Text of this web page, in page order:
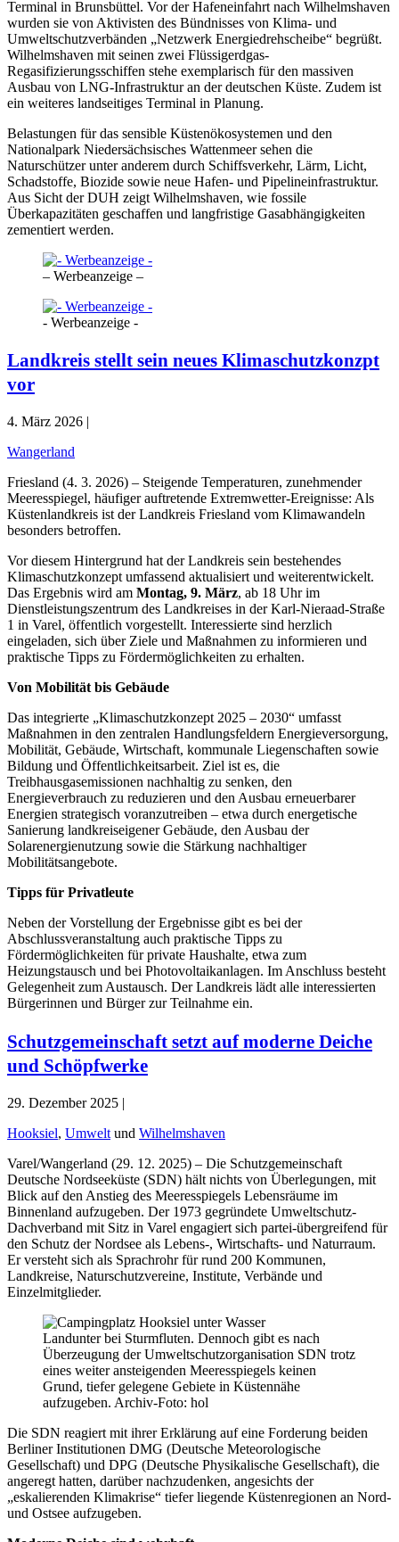
Terminal in Brunsbüttel. Vor der Hafeneinfahrt nach Wilhelmshaven
wurden sie von Aktivisten des Bündnisses von Klima- und
Umweltschutzverbänden „Netzwerk Energiedrehscheibe“ begrüßt.
Wilhelmshaven mit seinen zwei Flüssigerdgas-
Regasifizierungsschiffen stehe exemplarisch für den massiven
Ausbau von LNG-Infrastruktur an der deutschen Küste. Zudem ist
ein weiteres landseitiges Terminal in Planung.
Belastungen für das sensible Küstenökosystemen und den
Nationalpark Niedersächsisches Wattenmeer sehen die
Naturschützer unter anderem durch Schiffsverkehr, Lärm, Licht,
Schadstoffe, Biozide sowie neue Hafen- und Pipelineinfrastruktur.
Aus Sicht der DUH zeigt Wilhelmshaven, wie fossile
Überkapazitäten geschaffen und langfristige Gasabhängigkeiten
zementiert werden.
– Werbeanzeige –
- Werbeanzeige -
Landkreis stellt sein neues Klimaschutzkonzpt
vor
4. März 2026 |
Wangerland
Friesland (4. 3. 2026) – Steigende Temperaturen, zunehmender
Meeresspiegel, häufiger auftretende Extremwetter-Ereignisse: Als
Küstenlandkreis ist der Landkreis Friesland vom Klimawandeln
besonders betroffen.
Vor diesem Hintergrund hat der Landkreis sein bestehendes
Klimaschutzkonzept umfassend aktualisiert und weiterentwickelt.
Das Ergebnis wird am Montag, 9. März, ab 18 Uhr im
Dienstleistungszentrum des Landkreises in der Karl-Nieraad-Straße
1 in Varel, öffentlich vorgestellt. Interessierte sind herzlich
eingeladen, sich über Ziele und Maßnahmen zu informieren und
praktische Tipps zu Fördermöglichkeiten zu erhalten.
Von Mobilität bis Gebäude
Das integrierte „Klimaschutzkonzept 2025 – 2030“ umfasst
Maßnahmen in den zentralen Handlungsfeldern Energieversorgung,
Mobilität, Gebäude, Wirtschaft, kommunale Liegenschaften sowie
Bildung und Öffentlichkeitsarbeit. Ziel ist es, die
Treibhausgasemissionen nachhaltig zu senken, den
Energieverbrauch zu reduzieren und den Ausbau erneuerbarer
Energien strategisch voranzutreiben – etwa durch energetische
Sanierung landkreiseigener Gebäude, den Ausbau der
Solarenergienutzung sowie die Stärkung nachhaltiger
Mobilitätsangebote.
Tipps für Privatleute
Neben der Vorstellung der Ergebnisse gibt es bei der
Abschlussveranstaltung auch praktische Tipps zu
Fördermöglichkeiten für private Haushalte, etwa zum
Heizungstausch und bei Photovoltaikanlagen. Im Anschluss besteht
Gelegenheit zum Austausch. Der Landkreis lädt alle interessierten
Bürgerinnen und Bürger zur Teilnahme ein.
Schutzgemeinschaft setzt auf moderne Deiche
und Schöpfwerke
29. Dezember 2025 |
Hooksiel, Umwelt und Wilhelmshaven
Varel/Wangerland (29. 12. 2025) – Die Schutzgemeinschaft
Deutsche Nordseeküste (SDN) hält nichts von Überlegungen, mit
Blick auf den Anstieg des Meeresspiegels Lebensräume im
Binnenland aufzugeben. Der 1973 gegründete Umweltschutz-
Dachverband mit Sitz in Varel engagiert sich partei-übergreifend für
den Schutz der Nordsee als Lebens-, Wirtschafts- und Naturraum.
Er versteht sich als Sprachrohr für rund 200 Kommunen,
Landkreise, Naturschutzvereine, Institute, Verbände und
Einzelmitglieder.
Landunter bei Sturmfluten. Dennoch gibt es nach
Überzeugung der Umweltschutzorganisation SDN trotz
eines weiter ansteigenden Meeresspiegels keinen
Grund, tiefer gelegene Gebiete in Küstennähe
aufzugeben. Archiv-Foto: hol
Die SDN reagiert mit ihrer Erklärung auf eine Forderung beiden
Berliner Institutionen DMG (Deutsche Meteorologische
Gesellschaft) und DPG (Deutsche Physikalische Gesellschaft), die
angeregt hatten, darüber nachzudenken, angesichts der
„eskalierenden Klimakrise“ tiefer liegende Küstenregionen an Nord-
und Ostsee aufzugeben.